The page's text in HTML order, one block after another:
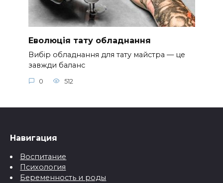
Еволюція тату обладнання
Вибір обладнання для тату майстра — це
завжди баланс
0 512
Навигация
Воспитание
Психология
Беременность и роды